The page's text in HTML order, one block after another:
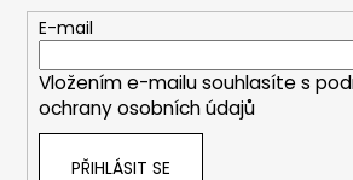
E-mail
Vložením e-mailu souhlasíte s
ochrany osobních údajů
PŘIHLÁSIT SE